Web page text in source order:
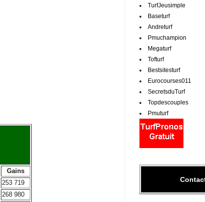
Gains
253 719
268 980
TurfJeusimple
Baseturf
Andreturf
Pmuchampion
Megaturf
Tofturf
Bestsitesturf
Eurocourses011
SecretsduTurf
Topdescouples
Pmuturf